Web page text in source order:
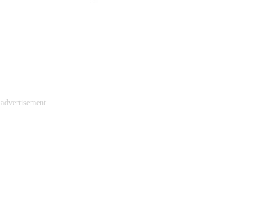
advertisement